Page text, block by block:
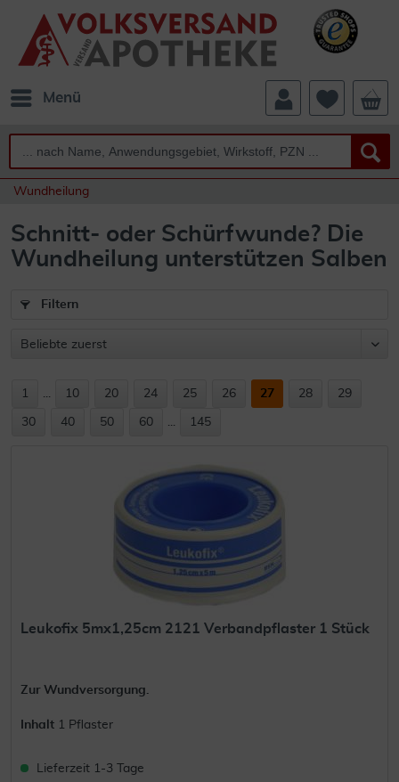
Menü
Wundheilung
Schnitt- oder Schürfwunde? Die
Wundheilung unterstützen Salben
Filtern
1 ... 10 20 24 25 26 27 28 29
30 40 50 60 ... 145
Leukofix 5mx1,25cm 2121 Verbandpflaster 1 Stück
Zur Wundversorgung.
Inhalt 1 Pflaster
Lieferzeit 1-3 Tage